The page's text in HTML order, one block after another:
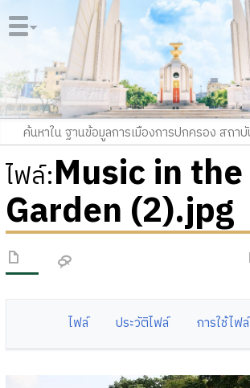
ไฟล์:Music in the
Garden (2).jpg
ไฟล์ ประวัติไฟล์ การใช้ไฟล์